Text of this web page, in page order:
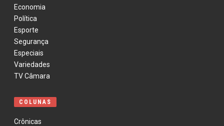
Economia
Política
Esporte
Segurança
Especiais
Variedades
TV Câmara
COLUNAS
Crônicas